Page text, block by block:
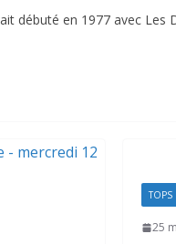
débuté en 1977 avec Les
TOPS
25